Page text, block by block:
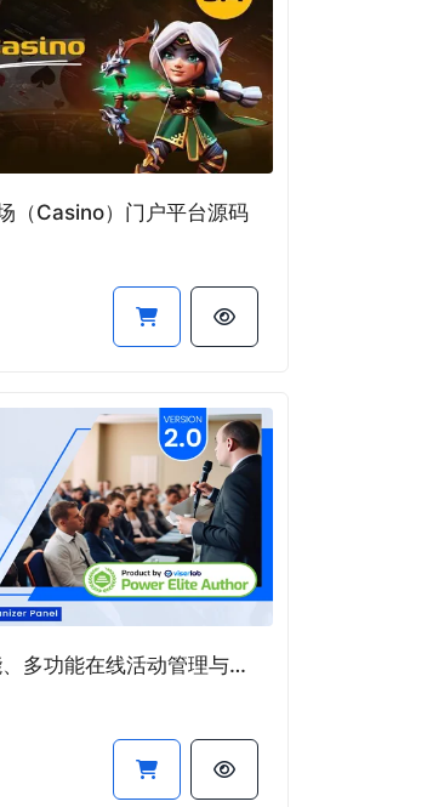
（Casino）门户平台源码
EventLab - 高性能、多功能在线活动管理与票务预订系统